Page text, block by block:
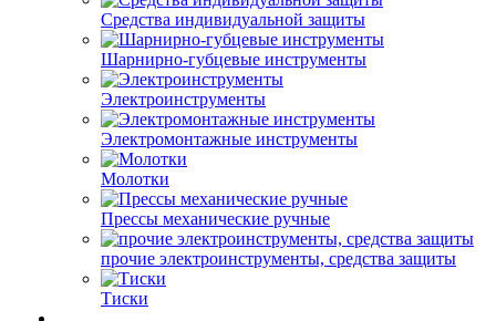
Средства индивидуальной защиты
Шарнирно-губцевые инструменты
Электроинструменты
Электромонтажные инструменты
Молотки
Прессы механические ручные
прочие электроинструменты, средства защиты
Тиски